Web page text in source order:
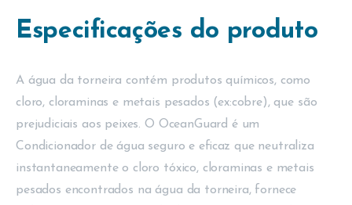
Especificações do produto
A água da torneira contém produtos químicos, como
cloro, cloraminas e metais pesados (ex:cobre), que são
prejudiciais aos peixes. O OceanGuard é um
Condicionador de água seguro e eficaz que neutraliza
instantaneamente o cloro tóxico, cloraminas e metais
pesados encontrados na água da torneira, fornece